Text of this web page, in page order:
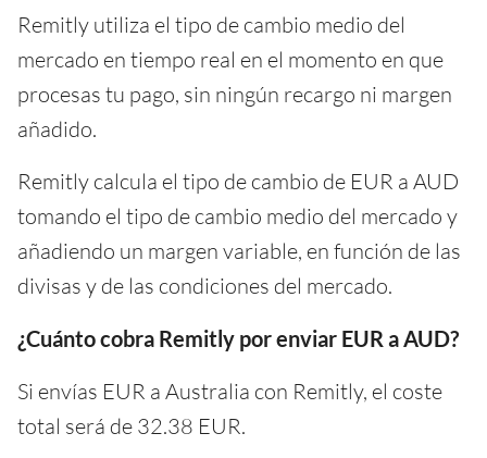
Remitly utiliza el tipo de cambio medio del
mercado en tiempo real en el momento en que
procesas tu pago, sin ningún recargo ni margen
añadido.
Remitly calcula el tipo de cambio de EUR a AUD
tomando el tipo de cambio medio del mercado y
añadiendo un margen variable, en función de las
divisas y de las condiciones del mercado.
¿Cuánto cobra Remitly por enviar EUR a AUD?
Si envías EUR a Australia con Remitly, el coste
total será de 32.38 EUR.